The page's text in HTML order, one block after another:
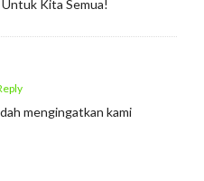
Untuk Kita Semua!
mengingatkan kami